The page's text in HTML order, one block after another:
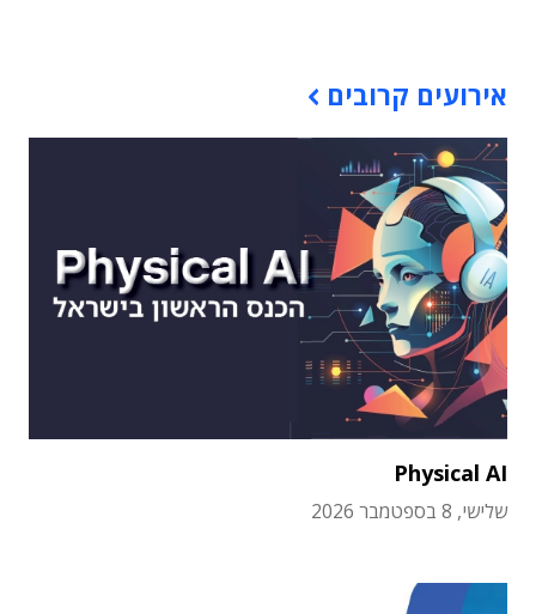
אירועים קרובים
Physical AI
שלישי, 8 בספטמבר 2026